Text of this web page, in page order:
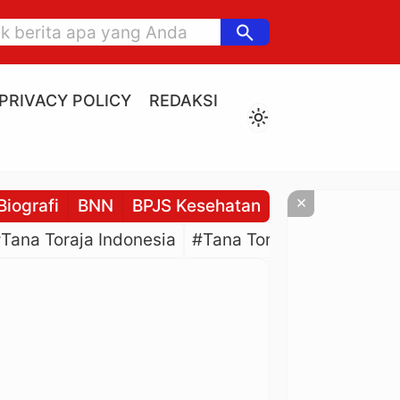
search
PRIVACY POLICY
REDAKSI
light_mode
BNN BPJS Kesehatan BPJS
Toraja Indonesia #Tana Toraja Culture
×